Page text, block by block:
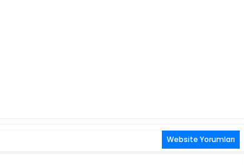
Website Yorumları